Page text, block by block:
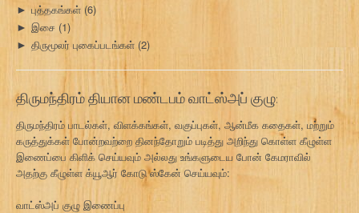
► புத்தகங்கள் (6)
► இசை (1)
► திருமூலர் புகைப்படங்கள் (2)
திருமந்திரம் தியான மண்டபம் வாட்ஸ்அப் குழு:
திருமந்திரம் பாடல்கள், விளக்கங்கள், வகுப்புகள், ஆன்மீக கதைகள், மற்றும்
கருத்துக்கள் போன்றவற்றை தினந்தோறும் படித்து அறிந்து கொள்ள கீழுள்ள
இணைப்பை கிளிக் செய்யவும் அல்லது உங்களுடைய போன் கேமராவில்
அதற்கு கீழுள்ள க்யூஆர் கோடு ஸ்கேன் செய்யவும்:
வாட்ஸ்அப் குழு இணைப்பு